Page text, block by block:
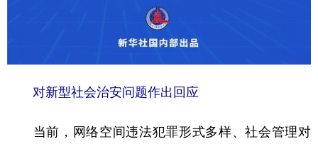
对新型社会治安问题作出回应
当前，网络空间违法犯罪形式多样、社会管理对